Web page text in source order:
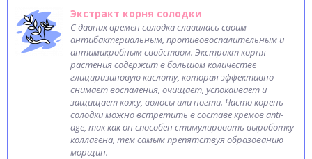
Экстракт корня солодки
С давних времен солодка славилась своим
антибактериальным, противовоспалительным и
антимикробным свойством. Экстракт корня
растения содержит в большом количестве
глициризиновую кислоту, которая эффективно
снимает воспаления, очищает, успокаивает и
защищает кожу, волосы или ногти. Часто корень
солодки можно встретить в составе кремов anti-
age, так как он способен стимулировать выработку
коллагена, тем самым препятствуя образованию
морщин.